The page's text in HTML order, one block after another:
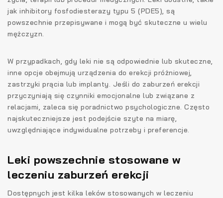
jak inhibitory fosfodiesterazy typu 5 (PDE5), są
powszechnie przepisywane i mogą być skuteczne u wielu
mężczyzn.
W przypadkach, gdy leki nie są odpowiednie lub skuteczne,
inne opcje obejmują urządzenia do erekcji próżniowej,
zastrzyki prącia lub implanty. Jeśli do zaburzeń erekcji
przyczyniają się czynniki emocjonalne lub związane z
relacjami, zaleca się poradnictwo psychologiczne. Często
najskuteczniejsze jest podejście szyte na miarę,
uwzględniające indywidualne potrzeby i preferencje.
Leki powszechnie stosowane w
leczeniu zaburzeń erekcji
Dostępnych jest kilka leków stosowanych w leczeniu